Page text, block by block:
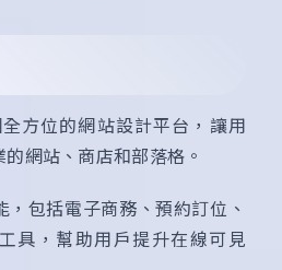
方位的網站設計平台，讓用
網站、商店和部落格。
包括電子商務、預約訂位、
具，幫助用戶提升在線可見